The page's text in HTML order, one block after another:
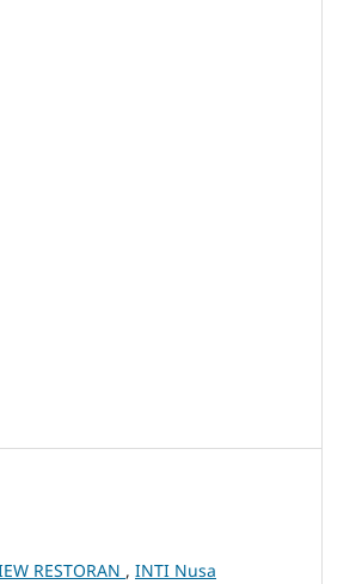
RESTORAN , INTI Nusa